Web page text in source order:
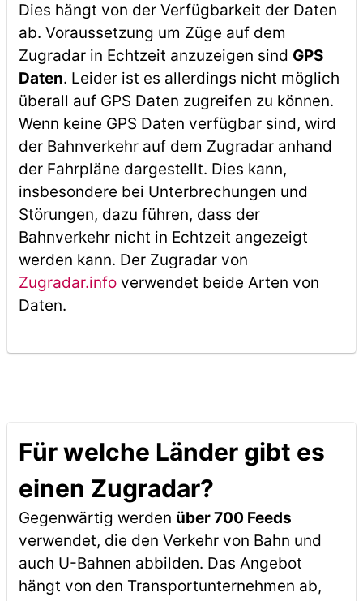
Dies hängt von der Verfügbarkeit der Daten
ab. Voraussetzung um Züge auf dem
Zugradar in Echtzeit anzuzeigen sind GPS
Daten. Leider ist es allerdings nicht möglich
überall auf GPS Daten zugreifen zu können.
Wenn keine GPS Daten verfügbar sind, wird
der Bahnverkehr auf dem Zugradar anhand
der Fahrpläne dargestellt. Dies kann,
insbesondere bei Unterbrechungen und
Störungen, dazu führen, dass der
Bahnverkehr nicht in Echtzeit angezeigt
werden kann. Der Zugradar von
Zugradar.infoverwendet beide Arten von
Daten.
Für welche Länder gibt es
einen Zugradar?
Gegenwärtig werden über 700 Feeds
verwendet, die den Verkehr von Bahn und
auch U-Bahnen abbilden. Das Angebot
hängt von den Transportunternehmen ab,